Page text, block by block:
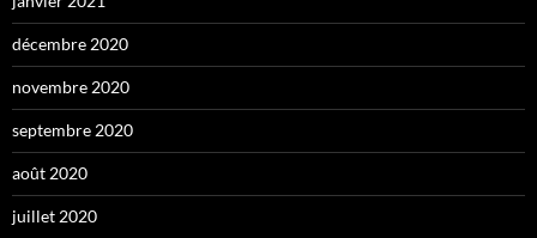
décembre 2020
novembre 2020
septembre 2020
août 2020
juillet 2020